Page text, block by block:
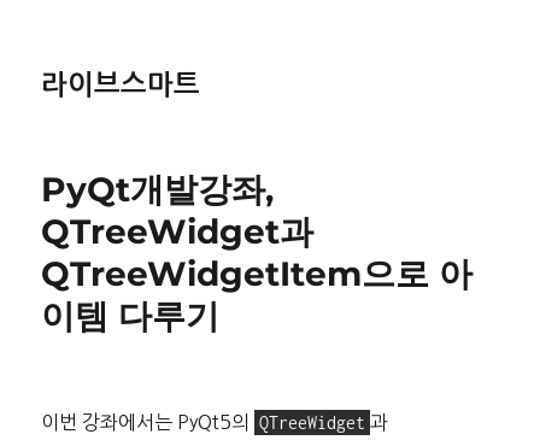
라이브스마트
PyQt개발강좌,
QTreeWidget과
QTreeWidgetItem으로 아
이템 다루기
이번 강좌에서는 PyQt5의 QTreeWidget 과